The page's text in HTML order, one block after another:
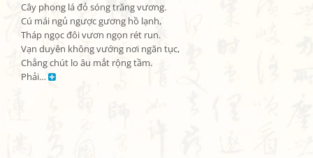
Cây phong lá đỏ sóng trăng vương.
Cú mái ngủ ngược gương hồ lạnh,
Tháp ngọc đôi vươn ngọn rét run.
Vạn duyên không vướng nơi ngăn tục,
Chẳng chút lo âu mắt rộng tầm.
Phải…